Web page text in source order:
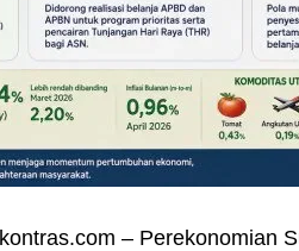
– Perekonomian